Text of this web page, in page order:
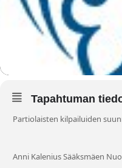
Tapahtuman
Partiolaisten kilpailuiden
Anni Kalenius Sääksmäen